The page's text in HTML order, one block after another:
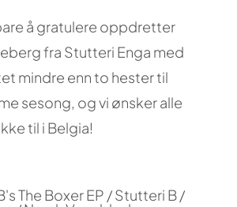
å gratulere oppdretter
fra Stutteri Enga med
mindre enn to hester til
sesong, og vi ønsker alle
til i Belgia!